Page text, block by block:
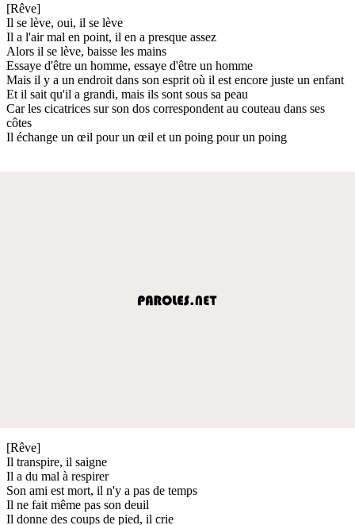
[Rêve]
Il se lève, oui, il se lève
Il a l'air mal en point, il en a presque assez
Alors il se lève, baisse les mains
Essaye d'être un homme, essaye d'être un homme
Mais il y a un endroit dans son esprit où il est encore juste un enfant
Et il sait qu'il a grandi, mais ils sont sous sa peau
Car les cicatrices sur son dos correspondent au couteau dans ses
côtes
Il échange un œil pour un œil et un poing pour un poing
[Rêve]
Il transpire, il saigne
Il a du mal à respirer
Son ami est mort, il n'y a pas de temps
Il ne fait même pas son deuil
Il donne des coups de pied, il crie